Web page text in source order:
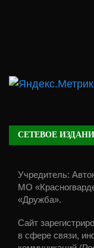
СЕТЕВОЕ
Учредитель:
МО
«Дружба».
Сайт
в сфере связи,